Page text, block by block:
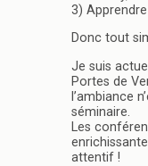
3)
Donc tout
Je suis
Portes de
l’ambiance
séminaire.
Les
attentif !